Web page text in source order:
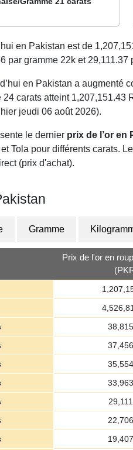
en Pakistan est de
par gramme 22k et 29,111.37
en Pakistan a augmenté
carats atteint
jeudi 06 août 2026).
le dernier prix de l’or en
Tola pour différents carats.
(prix d'achat).
Gramme
Prix de l'or en